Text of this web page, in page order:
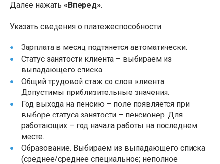
Далее нажать «Вперед».
Указать сведения о платежеспособности:
Зарплата в месяц подтянется автоматически.
Статус занятости клиента – выбираем из
выпадающего списка.
Общий трудовой стаж со слов клиента.
Допустимы приблизительные значения.
Год выхода на пенсию – поле появляется при
выборе статуса занятости – пенсионер. Для
работающих – год начала работы на последнем
месте.
Образование. Выбираем из выпадающего списка
(среднее/среднее специальное; неполное